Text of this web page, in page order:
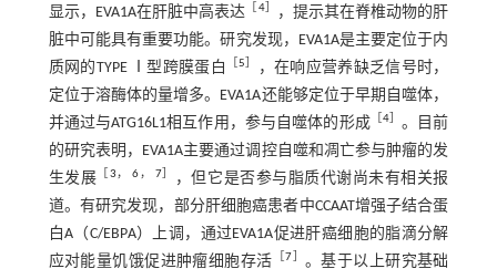
显示，EVA1A在肝脏中高表达
4］
，提示其在脊椎动物的肝
脏中可能具有重要功能。研究发现，EVA1A是主要定位于内
质网的TYPE Ⅰ型跨膜蛋白
［5
，在响应营养缺乏信号时，
定位于溶酶体的量增多。EVA1A还能够定位于早期自噬体，
并通过与ATG16L1相互作用，参与自噬体的形成［ 4］ 。目前
的研究表明，EVA1A主要通过调控自噬和凋亡参与肿瘤的发
生发展
3，6， 7］
，但它是否参与脂质代谢尚未有相关报
道。有研究发现，部分肝细胞癌患者中CCAAT增强子结合蛋
白Α（C/EBPΑ）上调，通过EVA1A促进肝癌细胞的脂滴分解
应对能量饥饿促进肿瘤细胞存活 ［7
。基于以上研究基础